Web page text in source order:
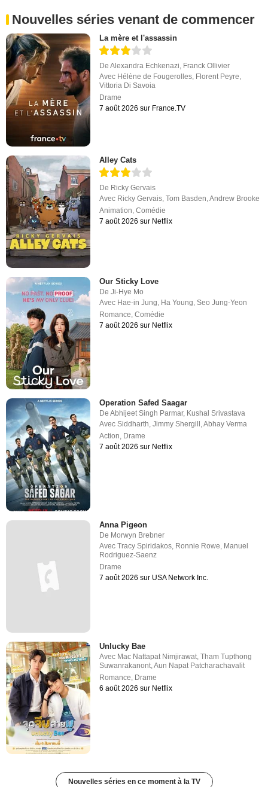
Nouvelles séries venant de commencer
La mère et l'assassin
DeAlexandra Echkenazi, Franck Ollivier
Avec Hélène de Fougerolles, Florent Peyre,
Vittoria Di Savoia
Drame
7 août 2026 sur France.TV
Alley Cats
De Ricky Gervais
Avec Ricky Gervais ,Tom Basden ,Andrew Brooke
Animation ,Comédie
7 août 2026 sur Netflix
Our Sticky Love
DeJi-Hye Mo
Avec Hae-in Jung, Ha Young,Seo Jung-Yeon
Romance,Comédie
7 août 2026 sur Netflix
Operation Safed Saagar
DeAbhijeet Singh Parmar, Kushal Srivastava
AvecSiddharth,Jimmy Shergill ,Abhay Verma
Action, Drame
7 août 2026 sur Netflix
Anna Pigeon
De Morwyn Brebner
AvecTracy Spiridakos Ronnie Rowe Manuel
Rodriguez-Saenz
Drame
7 août 2026 sur USA Network Inc.
Unlucky Bae
Avec Mac Nattapat Nimjirawat,Tham Tupthong
Suwanrakanont,Aun Napat Patcharachavalit
Romance, Drame
6 août 2026 sur Netflix
Nouvelles séries en ce moment à la TV